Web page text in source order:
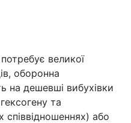
великої
оборонна
на дешевші вибухівки
та
співвідношеннях) або